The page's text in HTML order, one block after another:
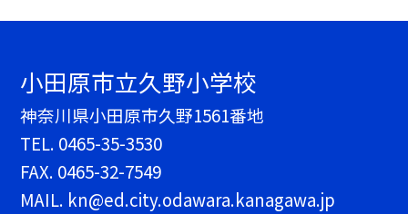
小田原市立久野小学校
神奈川県小田原市久野1561番地
TEL. 0465-35-3530
FAX. 0465-32-7549
MAIL. kn@ed.city.odawara.kanagawa.jp